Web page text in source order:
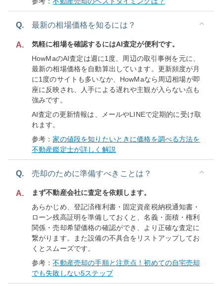
Q. 最新の相場価格を知るには？
A.
気軽に相場を確認するにはAI査定が便利です。
HowMaのAI査定は週に1度、周辺の取引事例を元に、
最新の相場価格を自動算出しています。更新頻度が月
に1度のサイトも多いなか、HowMaなら周辺相場が即
座に反映され、人手による遅れや主観が入らない点も
強みです。
AI査定の更新情報は、メールやLINEで定期的に受け取
れます。
参考：家の値段を知りたいときに価格を調べる方法を
不動産鑑定士が詳しく解説
Q. 売却のために準備すべきことは？
A.
まず不動産会社に査定を依頼します。
あらかじめ、登記済権利書・固定資産税納税通知書・
ローン残高証明を準備しておくと、名義・面積・権利
関係・売却希望価格の確認ができ、より正確な査定に
繋がります。また設備の不具合をリストアップしてお
くとスムーズです。
参考：不動産売却の手順と注意点！初めての自宅売却
でも失敗しない5ステップ